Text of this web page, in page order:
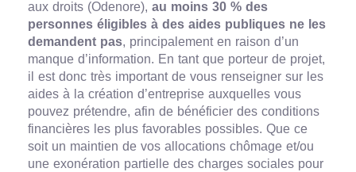
aux droits (Odenore), au moins 30 % des
personnes éligibles à des aides publiques ne les
demandent pas, principalement en raison d’un
manque d’information. En tant que porteur de projet,
il est donc très important de vous renseigner sur les
aides à la création d’entreprise auxquelles vous
pouvez prétendre, afin de bénéficier des conditions
financières les plus favorables possibles. Que ce
soit un maintien de vos allocations chômage et/ou
une exonération partielle des charges sociales pour